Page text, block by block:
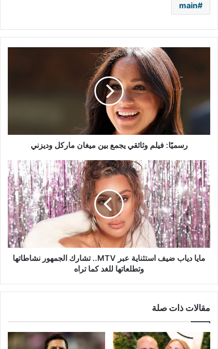
main
ميغان
ماركل
رسميًا: فيلم وثائقي يجمع بين ميغان ماركل وديزني
مايا
دياب
ضيف
استثناية
عبر
MTV..
تشارك
الجمهور
نشاطاتها
وتطلعاتها
مايا دياب ضيف استثناية عبر MTV.. تشارك الجمهور نشاطاتها
وتطلعاتها للغد كما تراه
مقالات ذات صلة